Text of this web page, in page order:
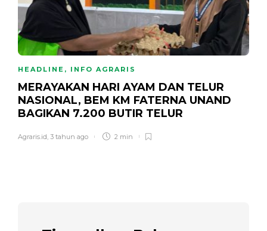
HEADLINE , INFO AGRARIS
MERAYAKAN HARI AYAM DAN TELUR
NASIONAL, BEM KM FATERNA UNAND
BAGIKAN 7.200 BUTIR TELUR
Agraris.id, 3 tahun ago 2 min